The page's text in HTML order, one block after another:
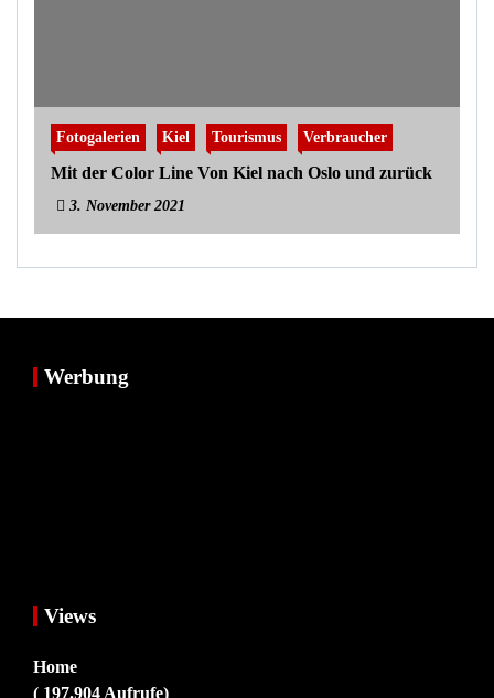
Fotogalerien Kiel Tourismus Verbraucher
Mit der Color Line Von Kiel nach Oslo und zurück
3. November 2021
Werbung
Views
Home
( 197.904 Aufrufe)